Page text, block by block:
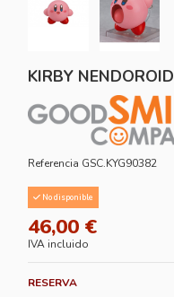
KIRBY NENDOROID
Referencia GSC.KYG90382
No disponible
46,00 €
IVA incluido
RESERVA